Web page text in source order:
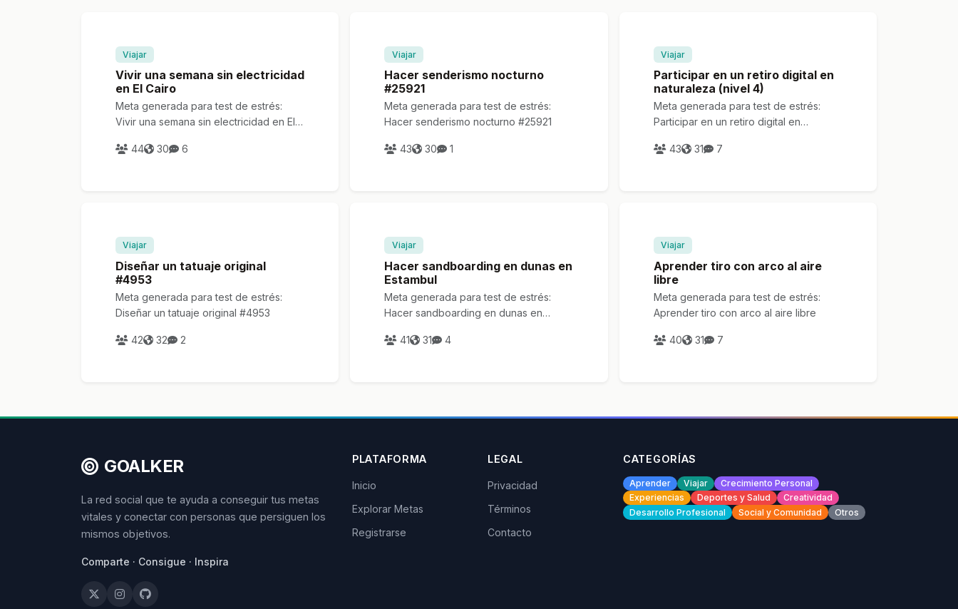
Viajar
Vivir una semana sin electricidad
en El Cairo
Meta generada para test de estrés:
Vivir una semana sin electricidad en El
44
30 6
Viajar
Hacer senderismo nocturno
#25921
Meta generada para test de estrés:
Hacer senderismo nocturno #25921
43 30 1
Viajar
Participar en un retiro digital en
naturaleza (nivel 4)
Meta generada para test de estrés:
Participar en un retiro digital en
43
31 7
Viajar
Diseñar un tatuaje original
#4953
Meta generada para test de estrés:
Diseñar un tatuaje original #4953
42 32 2
Viajar
Hacer sandboarding en dunas en
Estambul
Meta generada para test de estrés:
Hacer sandboarding en dunas en
41
31 4
Viajar
Aprender tiro con arco al aire
libre
Meta generada para test de estrés:
Aprender tiro con arco al aire libre
40 31 7
GOALKER
La red social que te ayuda a conseguir tus metas
vitales y conectar con personas que persiguen los
mismos objetivos.
Comparte · Consigue · Inspira
PLATAFORMA
Inicio
Explorar Metas
Registrarse
LEGAL
Privacidad
Términos
Contacto
CATEGORÍAS
Aprender Viajar
Crecimiento Personal
Experiencias
Deportes y Salud
Creatividad
Desarrollo Profesional
Social y Comunidad Otros